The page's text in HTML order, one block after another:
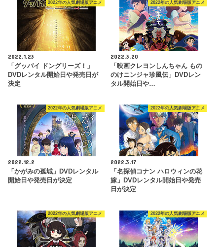
2022年の人気劇場版アニメ
2022.1.23
「グッバイ ドングリーズ！」
DVDレンタル開始日や発売日が
決定
2022年の人気劇場版アニメ
2022.3.20
「映画クレヨンしんちゃん もの
のけニンジャ珍風伝」DVDレン
タル開始日や…
2022年の人気劇場版アニメ
2022.12.2
「かがみの孤城」DVDレンタル
開始日や発売日が決定
2022年の人気劇場版アニメ
2022.3.17
「名探偵コナン ハロウィンの花
嫁」DVDレンタル開始日や発売
日が決定
2022年の人気劇場版アニメ 2022年の人気劇場版アニメ